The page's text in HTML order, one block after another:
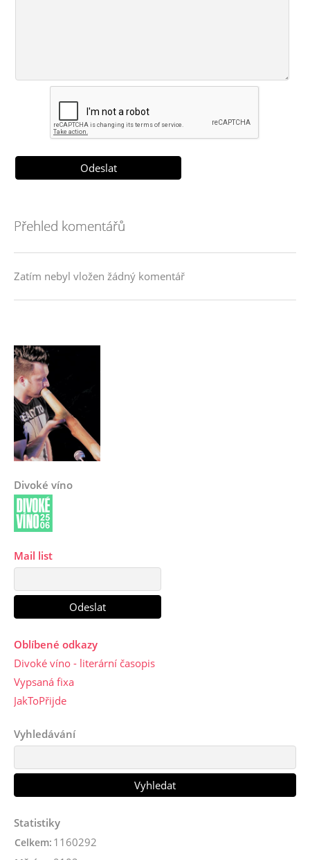
Přehled komentářů
Zatím nebyl vložen žádný komentář
Divoké víno
Mail list
Oblíbené odkazy
Divoké víno - literární časopis
Vypsaná fixa
JakToPřijde
Vyhledávání
Statistiky
Celkem: 1160292